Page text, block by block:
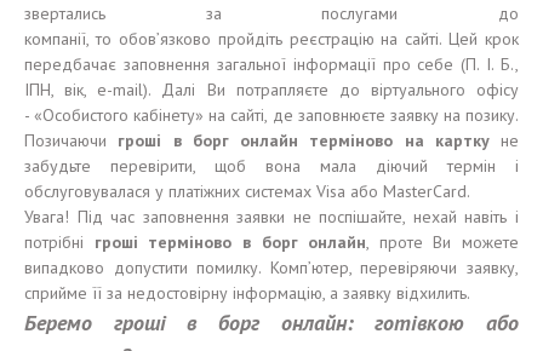
звертались за послугами до
компанії, то обов’язково пройдіть реєстрацію на сайті. Цей крок
передбачає заповнення загальної інформації про себе (П. І. Б.,
ІПН, вік, e-mail). Далі Ви потрапляєте до віртуального офісу
- «Особистого кабінету» на сайті, де заповнюєте заявку на позику.
Позичаючи гроші в борг онлайн терміново на картку не
забудьте перевірити, щоб вона мала діючий термін і
обслуговувалася у платіжних системах Visa або MasterCard.
Увага! Під час заповнення заявки не поспішайте, нехай навіть і
потрібні гроші терміново в борг онлайн, проте Ви можете
випадково допустити помилку. Комп’ютер, перевіряючи заявку,
сприйме її за недостовірну інформацію, а заявку відхилить.
Беремо гроші в борг онлайн: готівкою або